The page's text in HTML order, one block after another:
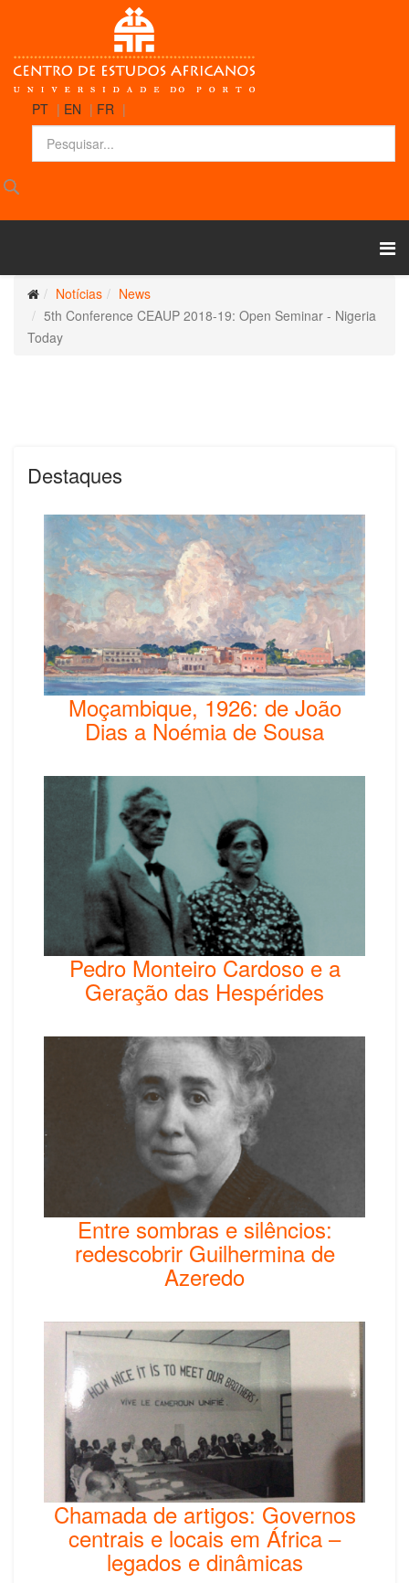
PT | EN | FR |
Notícias
News
5th Conference CEAUP 2018-19: Open Seminar - Nigeria
Today
Destaques
Moçambique, 1926: de João
Dias a Noémia de Sousa
Pedro Monteiro Cardoso e a
Geração das Hespérides
Entre sombras e silêncios:
redescobrir Guilhermina de
Azeredo
Chamada de artigos: Governos
centrais e locais em África –
legados e dinâmicas